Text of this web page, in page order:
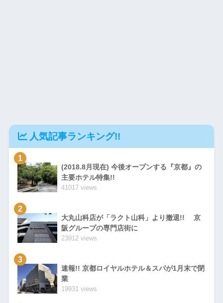
人気記事ランキング!!
1
(2018.8月現在) 今後オープンする『京都』の
主要ホテル特集!!
41017 views
2
大丸山科店が「ラクト山科」より撤退!! 京
阪グループの専門店街に
23912 views
3
速報!! 京都ロイヤルホテル＆スパが1月末で閉
業
19931 views